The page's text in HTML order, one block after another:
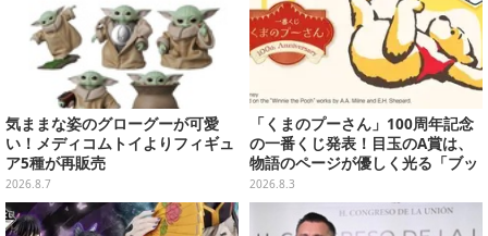
気ままな姿のグローグーが可愛
い！メディコムトイよりフィギュ
ア5種が再販売
2026.8.7
「くまのプーさん」100周年記念
の一番くじ発表！目玉のA賞は、
物語のページが優しく光る「ブッ
クシェイプドライト」
2026.8.3